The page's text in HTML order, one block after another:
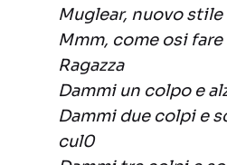
Muglear, nuovo stile
Mmm, come osi
Ragazza
Dammi un colpo e
Dammi due colpi e
cul0